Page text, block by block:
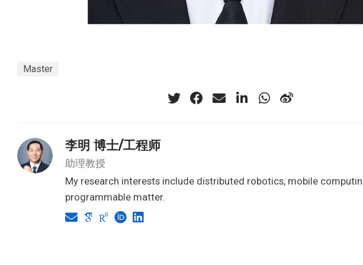
Master
李明 博士/工程师
助理教授
My research interests include distributed robotics, mobile
programmable matter.